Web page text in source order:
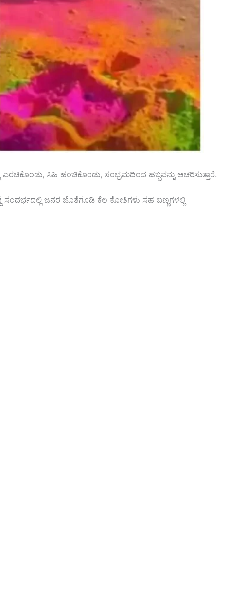
ಸಿಹಿ ಹಂಚಿಕೊಂಡು, ಸಂಭ್ರಮದಿಂದ ಹಬ್ಬವನ್ನು ಆಚರಿಸುತ್ತಾರೆ.
ಸಂದರ್ಭದಲ್ಲಿ ಜನರ ಜೊತೆಗೂಡಿ ಕೆಲ ಕೋತಿಗಳು ಸಹ ಬಣ್ಣಗಳಲ್ಲಿ